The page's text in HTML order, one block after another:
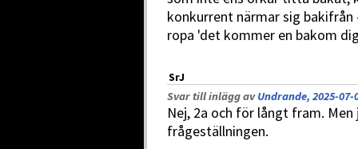
konkurrent närmar sig
ropa 'det kommer en bakom
SrJ
Svar till inlägg avUndrande, 2025-07-
Nej, 2a och för långt fram.
frågeställningen.